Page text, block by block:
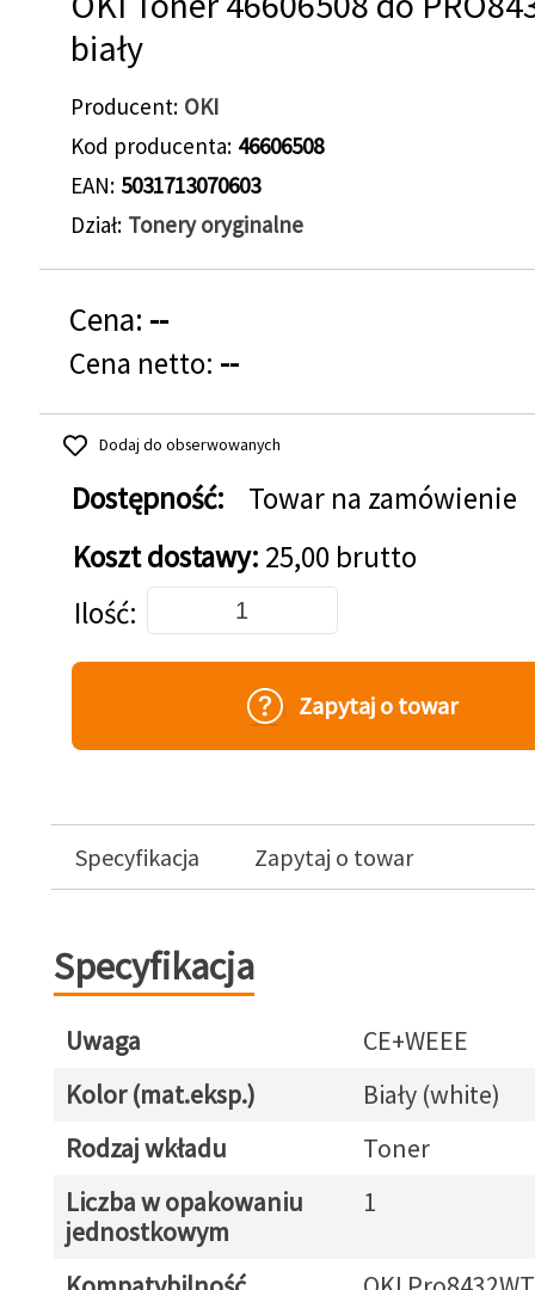
biały
Producent OKI
Kod producenta 46606508
EAN 5031713070603
Dział Tonery oryginalne
Cena: --
Cena netto: --
Dodaj do obserwowanych
Dostępność:
Towar na zamówienie
Koszt dostawy: 25,00 brutto
Dodaj do koszyka
Ilość
Zapytaj o towar
Specyfikacja Zapytaj o towar
Specyfikacja
Uwaga
CE+WEEE
Kolor (mat.eksp.)
Biały (white)
Rodzaj wkładu
Toner
Liczba w opakowaniu
jednostkowym
1